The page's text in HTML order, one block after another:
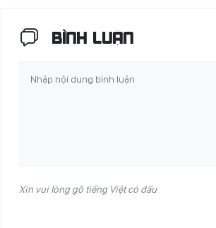
BÌNH LUẬN
Xin vui lòng gõ tiếng Việt có dấu